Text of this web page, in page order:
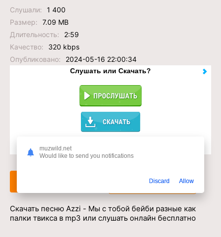
Слушали:
1 400
Размер:
7.09 MB
Длительность:
2:59
Качество:
320 kbps
Опубликовано:
2024-05-16 22:00:34
Слушать или Скачать?
Доступ к музыкальному сервису
Скачать
Скачать песню Azzi - Мы с тобой бейби разные как
палки твикса в mp3 или слушать онлайн бесплатно
muzwild.net
Would like to send you notifications
Discard Allow